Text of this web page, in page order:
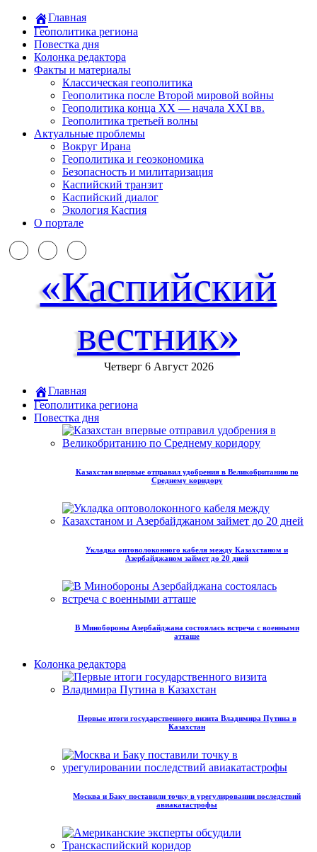
Главная
Геополитика региона
Повестка дня
Колонка редактора
Факты и материалы
Классическая геополитика
Геополитика после Второй мировой войны
Геополитика конца XX — начала XXI вв.
Геополитика третьей волны
Актуальные проблемы
Вокруг Ирана
Геополитика и геоэкономика
Безопасность и милитаризация
Каспийский транзит
Каспийский диалог
Экология Каспия
О портале
«Каспийский
вестник»
Четверг 6 Август 2026
Главная
Геополитика региона
Повестка дня
Казахстан впервые отправил удобрения в Великобританию по
Среднему коридору
Укладка оптоволоконного кабеля между Казахстаном и
Азербайджаном займет до 20 дней
В Минобороны Азербайджана состоялась встреча с военными
атташе
Колонка редактора
Первые итоги государственного визита Владимира Путина в
Казахстан
Москва и Баку поставили точку в урегулировании последствий
авиакатастрофы